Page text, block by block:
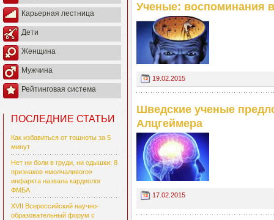
Карьерная лестница
Дети
Женщина
Мужчина
Рейтинговая система
ПОСЛЕДНИЕ СТАТЬИ
Как избавиться от тошноты за 5
минут
Нет ни боли в груди, ни одышки: 8
признаков «молчаливого»
инфаркта назвала кардиолог
ФМБА
XVII Всероссийский научно-
образовательный форум с
Ученые: воспоминания
19.02.2015
Шведские ученые
Алцгеймера
17.02.2015